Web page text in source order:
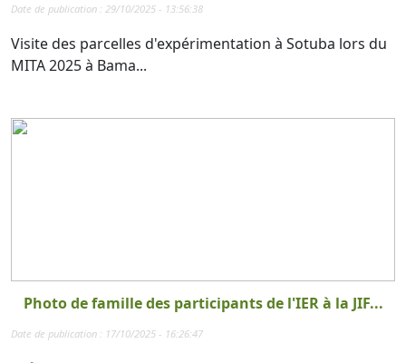
Date de publication : 29/10/2025 - 13:56:38
Visite des parcelles d'expérimentation à Sotuba lors du
MITA 2025 à Bama...
Photo de famille des participants de l'IER à la JIF...
Date de publication : 17/10/2025 - 16:26:47